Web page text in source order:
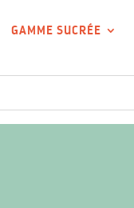
GAMME SUCRÉE